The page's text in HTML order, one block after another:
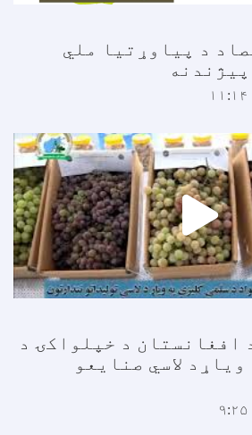
د پیاوړتیا ملي
افغانستان د خپلواکۍ د
لاسي صنایعو